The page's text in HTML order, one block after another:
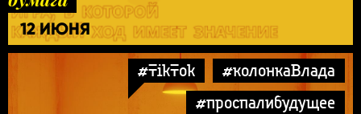
12 ИЮНЯ
#TikTok
#колонкаВлада
#проспалибудущее